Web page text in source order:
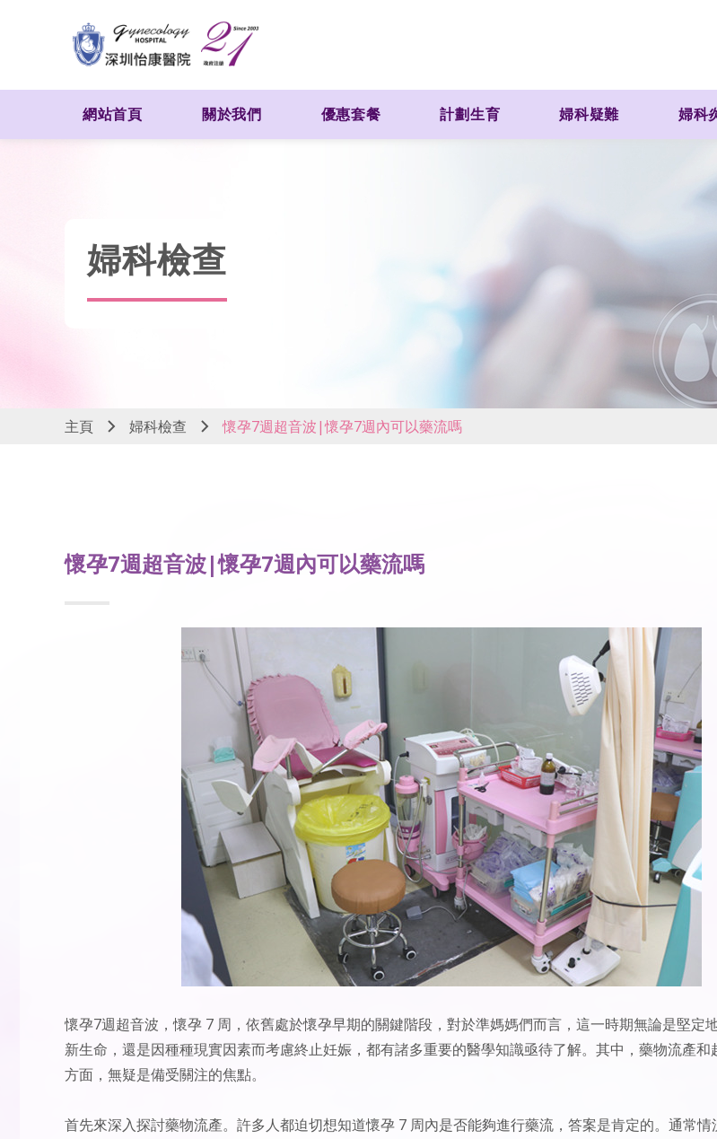
網站首頁 關於我們 優惠套餐 計劃生育 婦科疑難 婦科
婦科檢查
主頁 婦科檢查 懷孕7週超音波|懷孕7週內可以藥流嗎
懷孕7週超音波|懷孕7週內可以藥流嗎
懷孕7週超音波 ，懷孕 7 周，依舊處於懷孕早期的關鍵階段，對於準媽媽們而言，這一時期無論是堅定
新生命，還是因種種現實因素而考慮終止妊娠，都有諸多重要的醫學知識亟待了解。其中，藥物流產和
方面，無疑是備受關注的焦點。
首先來深入探討藥物流產。許多人都迫切想知道懷孕 7 周內是否能夠進行藥流，答案是肯定的。通常情